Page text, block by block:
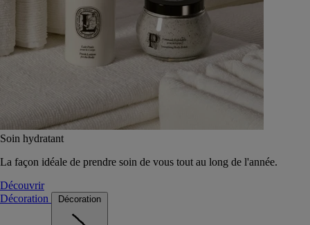
Soin hydratant
La façon idéale de prendre soin de vous tout au long de l'année.
Découvrir
Décoration
Décoration